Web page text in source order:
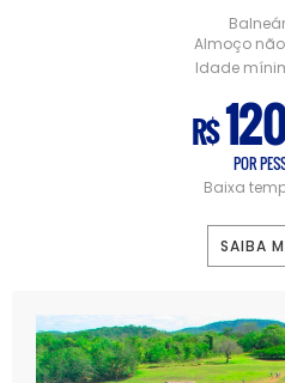
Almoço
Idade
R$
POR
Baixa
SAIBA